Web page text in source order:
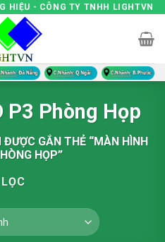
HIỆU - CÔNG TY TNHH LIGHTVN
P3 Phòng Họp
GẮN THẺ “MÀN HÌNH
HỌP”
LỌC